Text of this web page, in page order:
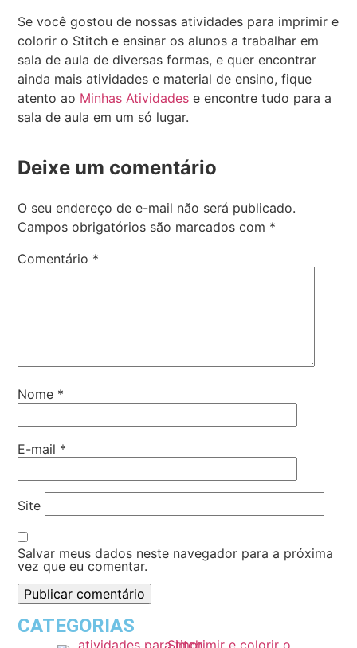
Se você gostou de nossas atividades para imprimir e
colorir o Stitch e ensinar os alunos a trabalhar em
sala de aula de diversas formas, e quer encontrar
ainda mais atividades e material de ensino, fique
atento ao Minhas Atividades e encontre tudo para a
sala de aula em um só lugar.
Deixe um comentário
O seu endereço de e-mail não será publicado.
Campos obrigatórios são marcados com *
Comentário *
Nome *
E-mail *
Site
Salvar meus dados neste navegador para a próxima
vez que eu comentar.
CATEGORIAS